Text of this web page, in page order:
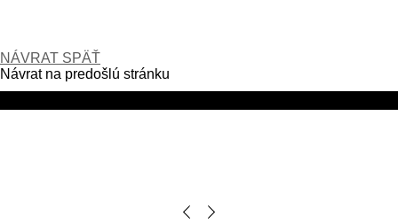
NÁVRAT SPÄŤ
Návrat na predošlú stránku